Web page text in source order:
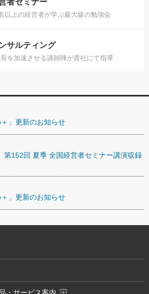
者セミナー
以上の経営者が学ぶ最大級の勉強会
サルティング
を加速させる講師陣が貴社にて指導
」更新のお知らせ
第152回 夏季 全国経営者セミナー講演収録
」更新のお知らせ